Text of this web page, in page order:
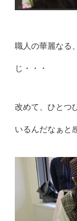
職人の華麗なる
じ・・・
改めて、ひとつ
いるんだなぁと